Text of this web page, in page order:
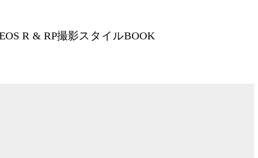
R & RP撮影スタイルBOOK